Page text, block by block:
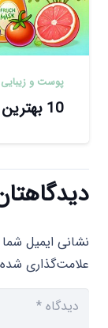
پوست و زیبایی
10 بهترین روتین پوستی دخترانه خانگی
نشانی ایمیل
علامت‌گذاری